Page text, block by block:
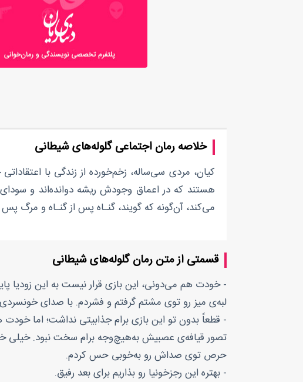
خلاصه رمان اجتماعی گلوله‌های شیطانی
کیان، مردی سی‌ساله، زخم‌خورده از زندگی با
هستند که در اعماق وجودش ریشه دوانده‌اند و سودای
می‌کند، آن‌گونه که گویند، گنـاه پس از گنـاه و مرگ پس
قسمتی از متن رمان گلوله‌های شیطانی
- خودت هم می‌دونی، این بازی قرار نیست به این زودیا
لبه‌ی میز رو توی مشتم گرفتم و فشردم. با صدای
- قطعاً بدون تو این بازی برام جذابیتی نداشت؛ اما
تصور قیافه‌ی عصبیش به‌هیچ‌وجه برام سخت نبود. خیلی
حرص توی صداش رو به‌خوبی حس کردم.
- بهتره این رجز‌خونیا رو بذاریم برای بعد رفیق.